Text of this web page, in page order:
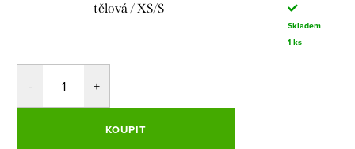
tělová / XS/S
Skladem
1 ks
KOUPIT